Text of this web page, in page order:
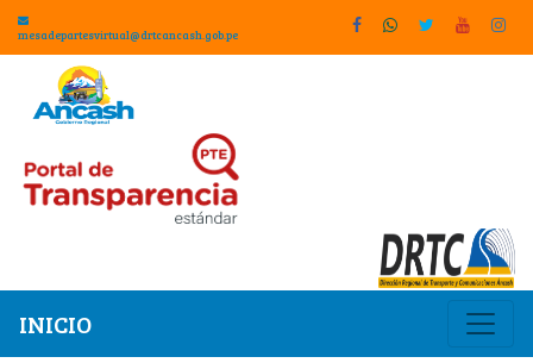
mesadepartesvirtual@drtcancash.gob.pe
INICIO